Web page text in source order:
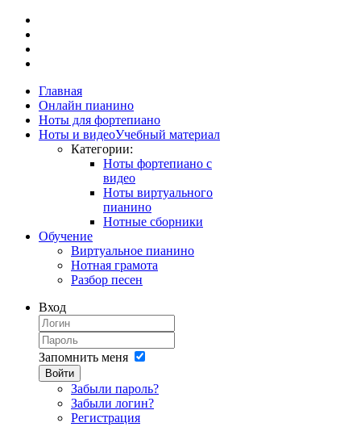
Главная
Онлайн пианино
Ноты для фортепиано
Ноты и видеоУчебный материал
Категории:
Ноты фортепиано с
видео
Ноты виртуального
пианино
Нотные сборники
Обучение
Виртуальное пианино
Нотная грамота
Разбор песен
Вход
Запомнить меня
Войти
Забыли пароль?
Забыли логин?
Регистрация